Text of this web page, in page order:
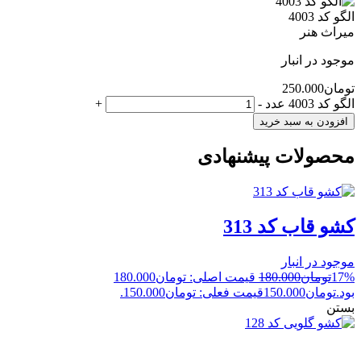
الگو کد 4003
میراث هنر
موجود در انبار
تومان250.000
الگو کد 4003 عدد
-
+
افزودن به سبد خرید
محصولات پیشنهادی
کشو قاب کد 313
موجود در انبار
17%تومان180.000
قیمت اصلی: تومان180.000
بود.تومان150.000قیمت فعلی: تومان150.000.
بستن